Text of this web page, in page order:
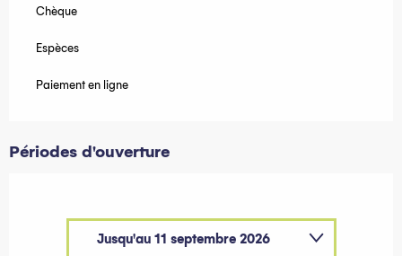
Chèque
Espèces
Paiement en ligne
Périodes d'ouverture
Jusqu'au11 septembre 2026